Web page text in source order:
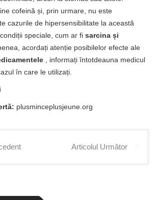
cofeină și, prin urmare, nu este
cazurile de hipersensibilitate la această
speciale, cum ar fi sarcina și
acordați atenție posibilelor efecte ale
, informați întotdeauna medicul
în care le utilizați.
plusminceplusjeune.org
Articolul Următor